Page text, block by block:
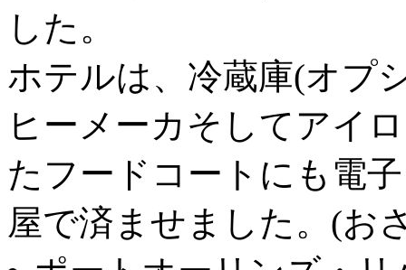
した。
ホテルは、冷蔵庫(オプ
ヒーメーカそしてアイ
たフードコートにも電
屋で済ませました。(お